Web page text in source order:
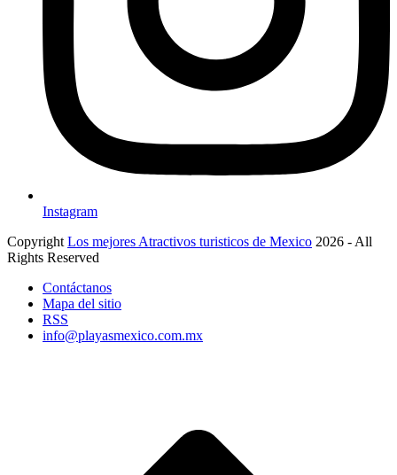
Instagram
Copyright Los mejores Atractivos turisticos de Mexico 2026 - All
Rights Reserved
Contáctanos
Mapa del sitio
RSS
info@playasmexico.com.mx